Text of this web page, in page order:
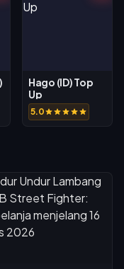
Hago (ID) Top
Up
5.0